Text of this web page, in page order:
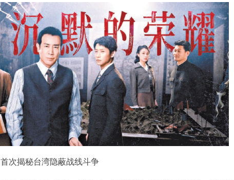
首次揭秘台湾隐蔽战线斗争